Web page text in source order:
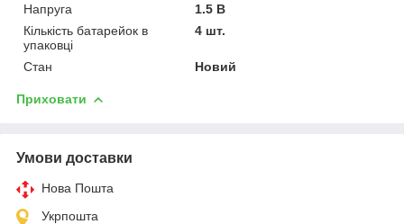
Напруга
1.5 В
Кількість батарейок в
упаковці
4 шт.
Стан Новий
Приховати
Умови доставки
Нова Пошта
Укрпошта